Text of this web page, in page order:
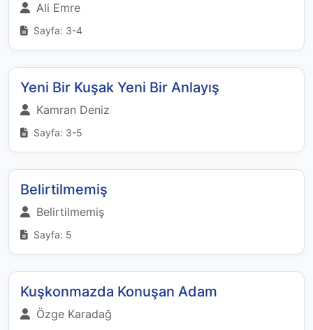
Ali Emre
Sayfa: 3-4
Yeni Bir Kuşak Yeni Bir Anlayış
Kamran Deniz
Sayfa: 3-5
Belirtilmemiş
Belirtilmemiş
Sayfa: 5
Kuşkonmazda Konuşan Adam
Özge Karadağ